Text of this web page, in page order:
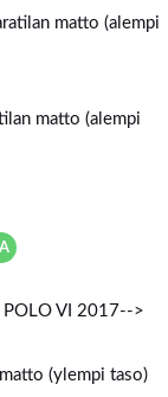
matto (alempi
(ylempi taso)